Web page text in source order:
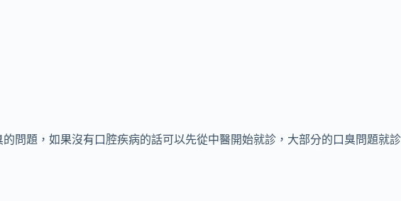
問題，如果沒有口腔疾病的話可以先從中醫開始就診，大部分的口臭問題就診